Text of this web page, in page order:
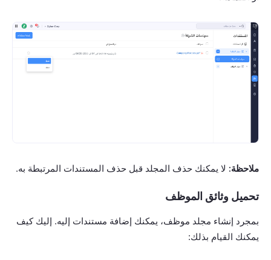
ملاحظة: لا يمكنك حذف المجلد قبل حذف المستندات المرتبطة به.
تحميل وثائق الموظف
بمجرد إنشاء مجلد موظف، يمكنك إضافة مستندات إليه. إليك كيف
يمكنك القيام بذلك: